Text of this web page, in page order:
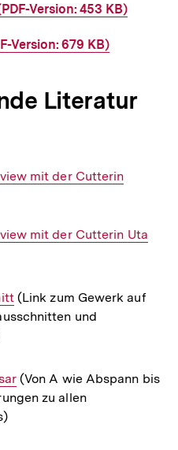
Version: 453 KB)
Version: 679 KB)
Literatur
mit der Cutterin
mit der Cutterin Uta
(Link zum Gewerk auf
und
(Von A wie Abspann bis
zu allen